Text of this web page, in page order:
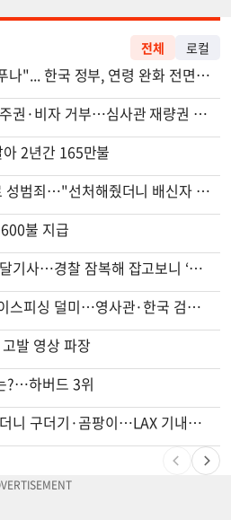
전체 로컬
"65세 복수국적 빗장 푸나"... 한국 정부, 연령 완화 전면 추진
서류 하나만 빠져도 영주권·비자 거부…심사관 재량권 대폭 확대
2년간 165만불
한인 남성, 처형 상대로 성범죄…"선처해줬더니 배신자 취급"
불 지급
신호위반 후 달아난 배달기사…경찰 잠복해 잡고보니 ‘반전’
한인 노린 860만불 보이스피싱 덜미…영사관·한국 검찰 사칭
발 영상 파장
?…하버드 3위
항공기 식기 카트 열었더니 구더기·곰팡이…LAX 기내식 업체 논란